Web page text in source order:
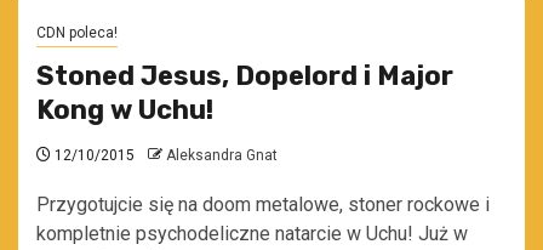
CDN poleca!
Stoned Jesus, Dopelord i Major
Kong w Uchu!
12/10/2015 Aleksandra Gnat
Przygotujcie się na doom metalowe, stoner rockowe i
kompletnie psychodeliczne natarcie w Uchu! Już w